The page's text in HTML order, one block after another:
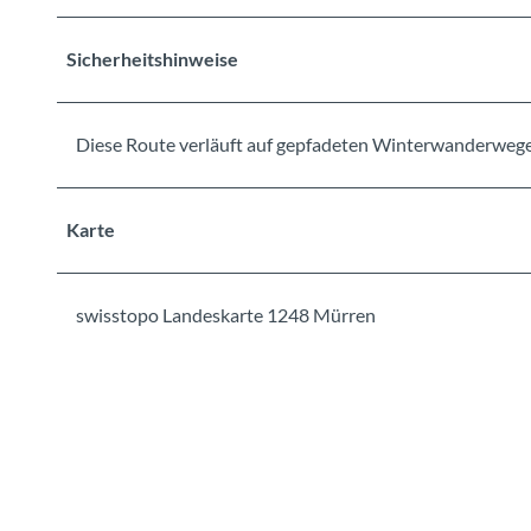
Sicherheitshinweise
Diese Route verläuft auf gepfadeten
Karte
swisstopo Landeskarte 1248 Mürren